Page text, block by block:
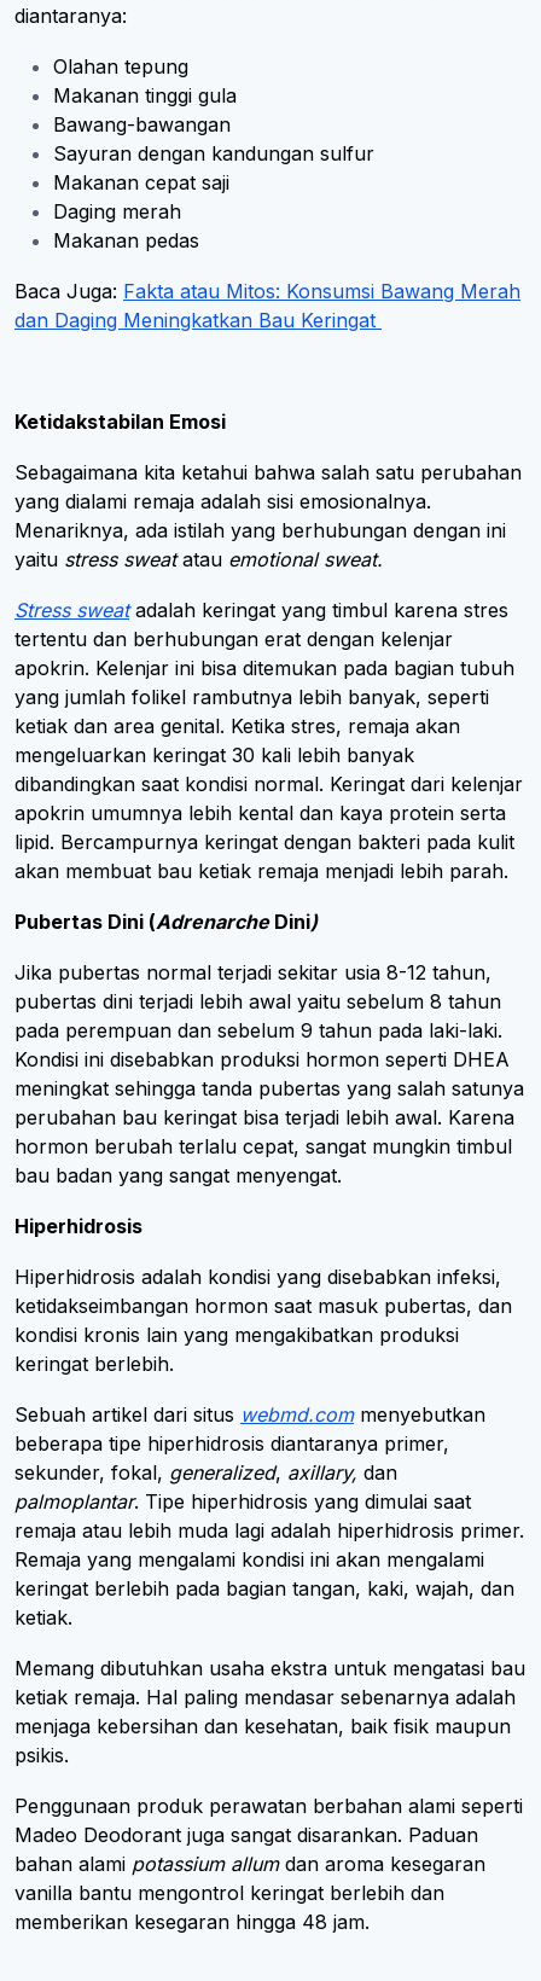
diantaranya:
Olahan tepung
Makanan tinggi gula
Bawang-bawangan
Sayuran dengan kandungan sulfur
Makanan cepat saji
Daging merah
Makanan pedas
Baca Juga: Fakta atau Mitos: Konsumsi Bawang Merah
dan Daging Meningkatkan Bau Keringat
Ketidakstabilan Emosi
Sebagaimana kita ketahui bahwa salah satu perubahan
yang dialami remaja adalah sisi emosionalnya.
Menariknya, ada istilah yang berhubungan dengan ini
yaitu stress sweatatau emotional sweat.
Stress sweatadalah keringat yang timbul karena stres
tertentu dan berhubungan erat dengan kelenjar
apokrin. Kelenjar ini bisa ditemukan pada bagian tubuh
yang jumlah folikel rambutnya lebih banyak, seperti
ketiak dan area genital. Ketika stres, remaja akan
mengeluarkan keringat 30 kali lebih banyak
dibandingkan saat kondisi normal. Keringat dari kelenjar
apokrin umumnya lebih kental dan kaya protein serta
lipid. Bercampurnya keringat dengan bakteri pada kulit
akan membuat bau ketiak remaja menjadi lebih parah.
Pubertas Dini (Adrenarche Dini)
Jika pubertas normal terjadi sekitar usia 8-12 tahun,
pubertas dini terjadi lebih awal yaitu sebelum 8 tahun
pada perempuan dan sebelum 9 tahun pada laki-laki.
Kondisi ini disebabkan produksi hormon seperti DHEA
meningkat sehingga tanda pubertas yang salah satunya
perubahan bau keringat bisa terjadi lebih awal. Karena
hormon berubah terlalu cepat, sangat mungkin timbul
bau badan yang sangat menyengat.
Hiperhidrosis
Hiperhidrosis adalah kondisi yang disebabkan infeksi,
ketidakseimbangan hormon saat masuk pubertas, dan
kondisi kronis lain yang mengakibatkan produksi
keringat berlebih.
Sebuah artikel dari situs webmd.commenyebutkan
beberapa tipe hiperhidrosis diantaranya primer,
sekunder, fokal, generalized, axillary, dan
palmoplantar. Tipe hiperhidrosis yang dimulai saat
remaja atau lebih muda lagi adalah hiperhidrosis primer.
Remaja yang mengalami kondisi ini akan mengalami
keringat berlebih pada bagian tangan, kaki, wajah, dan
ketiak.
Memang dibutuhkan usaha ekstra untuk mengatasi bau
ketiak remaja. Hal paling mendasar sebenarnya adalah
menjaga kebersihan dan kesehatan, baik fisik maupun
psikis.
Penggunaan produk perawatan berbahan alami seperti
Madeo Deodorant juga sangat disarankan. Paduan
bahan alami potassium allum dan aroma kesegaran
vanilla bantu mengontrol keringat berlebih dan
memberikan kesegaran hingga 48 jam.